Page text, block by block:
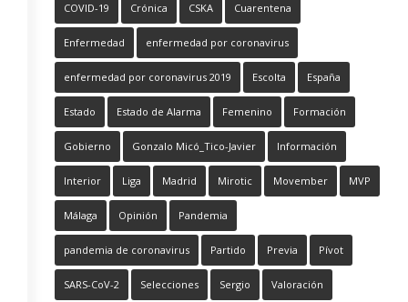
COVID-19 Crónica CSKA Cuarentena
Enfermedad enfermedad por coronavirus
enfermedad por coronavirus 2019 Escolta España
Estado Estado de Alarma Femenino Formación
Gobierno Gonzalo Micó_Tico-Javier Información
Interior Liga Madrid Mirotic Movember MVP
Málaga Opinión Pandemia
pandemia de coronavirus Partido Previa Pívot
SARS-CoV-2 Selecciones Sergio Valoración